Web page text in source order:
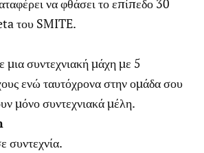
να φθάσει το επίπεδο 30
του SMITE.
μια συντεχνιακή μάχη με 5
ενώ ταυτόχρονα στην ομάδα σου
μόνο συντεχνιακά μέλη.
συντεχνία.